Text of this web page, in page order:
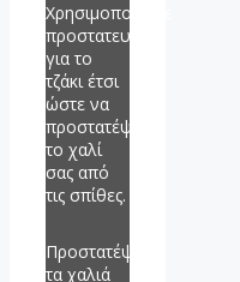
Χρησιμοποιήστε
προστατευτικό
για το
τζάκι έτσι
ώστε να
προστατέψετε
το χαλί
σας από
τις σπίθες.
Προστατέψτε
τα χαλιά